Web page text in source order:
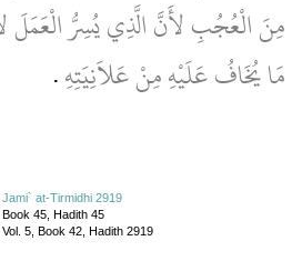
مِنَ الْعُجُبِ لأَنَّ الَّذِي يُسِرُّ
مَا يُخَافُ عَلَيْهِ مِنْ عَلاَنِيَتِهِ‏.‏
Jami` at-Tirmidhi 2919
Book 45, Hadith 45
Vol. 5, Book 42, Hadith 2919